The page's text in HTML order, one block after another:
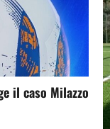
il caso Milazzo